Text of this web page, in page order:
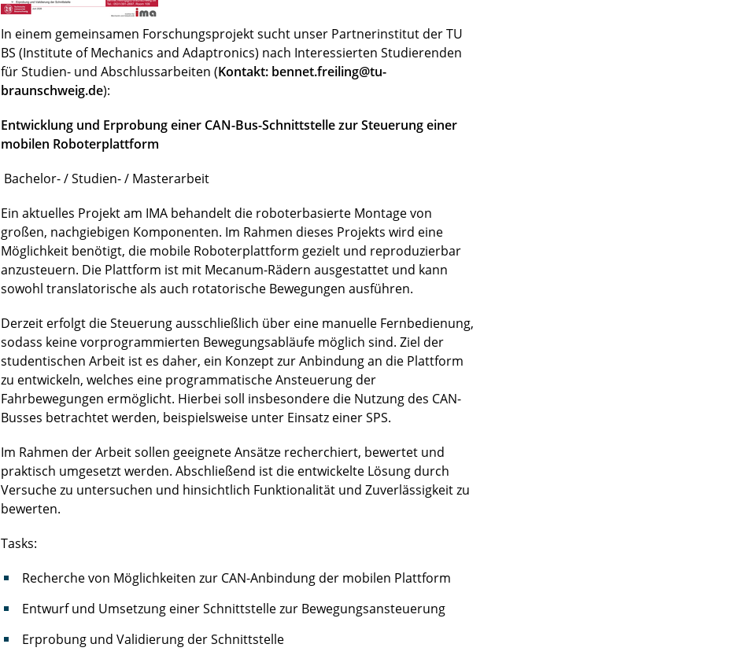
In einem gemeinsamen Forschungsprojekt sucht unser Partnerinstitut der TU
BS (Institute of Mechanics and Adaptronics) nach Interessierten Studierenden
für Studien- und Abschlussarbeiten (Kontakt: bennet.freiling@tu-
braunschweig.de):
Entwicklung und Erprobung einer CAN-Bus-Schnittstelle zur Steuerung einer
mobilen Roboterplattform
Bachelor- / Studien- / Masterarbeit
Ein aktuelles Projekt am IMA behandelt die roboterbasierte Montage von
großen, nachgiebigen Komponenten. Im Rahmen dieses Projekts wird eine
Möglichkeit benötigt, die mobile Roboterplattform gezielt und reproduzierbar
anzusteuern. Die Plattform ist mit Mecanum-Rädern ausgestattet und kann
sowohl translatorische als auch rotatorische Bewegungen ausführen.
Derzeit erfolgt die Steuerung ausschließlich über eine manuelle Fernbedienung,
sodass keine vorprogrammierten Bewegungsabläufe möglich sind. Ziel der
studentischen Arbeit ist es daher, ein Konzept zur Anbindung an die Plattform
zu entwickeln, welches eine programmatische Ansteuerung der
Fahrbewegungen ermöglicht. Hierbei soll insbesondere die Nutzung des CAN-
Busses betrachtet werden, beispielsweise unter Einsatz einer SPS.
Im Rahmen der Arbeit sollen geeignete Ansätze recherchiert, bewertet und
praktisch umgesetzt werden. Abschließend ist die entwickelte Lösung durch
Versuche zu untersuchen und hinsichtlich Funktionalität und Zuverlässigkeit zu
bewerten.
Tasks:
Recherche von Möglichkeiten zur CAN-Anbindung der mobilen Plattform
Entwurf und Umsetzung einer Schnittstelle zur Bewegungsansteuerung
Erprobung und Validierung der Schnittstelle